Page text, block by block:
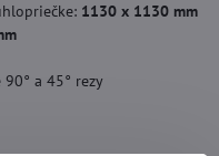
1130 x 1130 mm
a 45° rezy